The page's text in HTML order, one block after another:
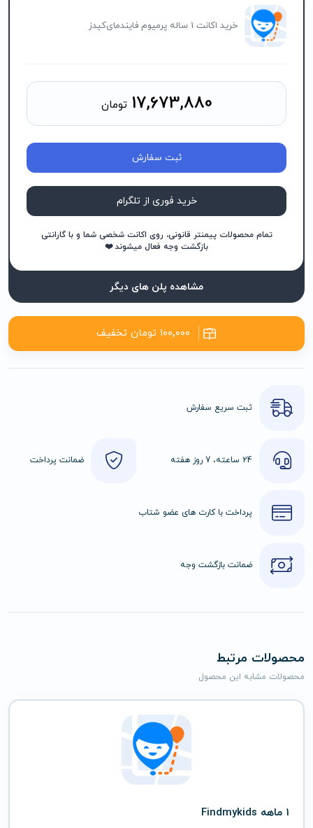
خرید اکانت 1 ساله پرمیوم فایندمای‌کیدز
17,673,880 تومان
ثبت سفارش
خرید فوری از تلگرام
تمام محصولات پیمنتر قانونی، روی اکانت شخصی شما و با گارانتی
بازگشت وجه فعال میشوند ❤️
مشاهده پلن های دیگر
۱۰۰٬۰۰۰ تومان تخفیف
ثبت سریع سفارش
24 ساعته، 7 روز هفته ضمانت پرداخت
پرداخت با کارت های عضو شتاب
ضمانت بازگشت وجه
محصولات مرتبط
محصولات مشابه این محصول
1 ماهه Findmykids